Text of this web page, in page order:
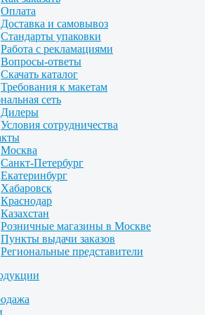
Оплата
Доставка и самовывоз
Стандарты упаковки
Работа с рекламациями
Вопросы-ответы
Скачать каталог
Требования к макетам
сеть
Дилеры
Условия сотрудничества
Москва
Санкт-Петербург
Екатеринбург
Хабаровск
Краснодар
Казахстан
Розничные магазины в Москве
Пункты выдачи заказов
Региональные представители